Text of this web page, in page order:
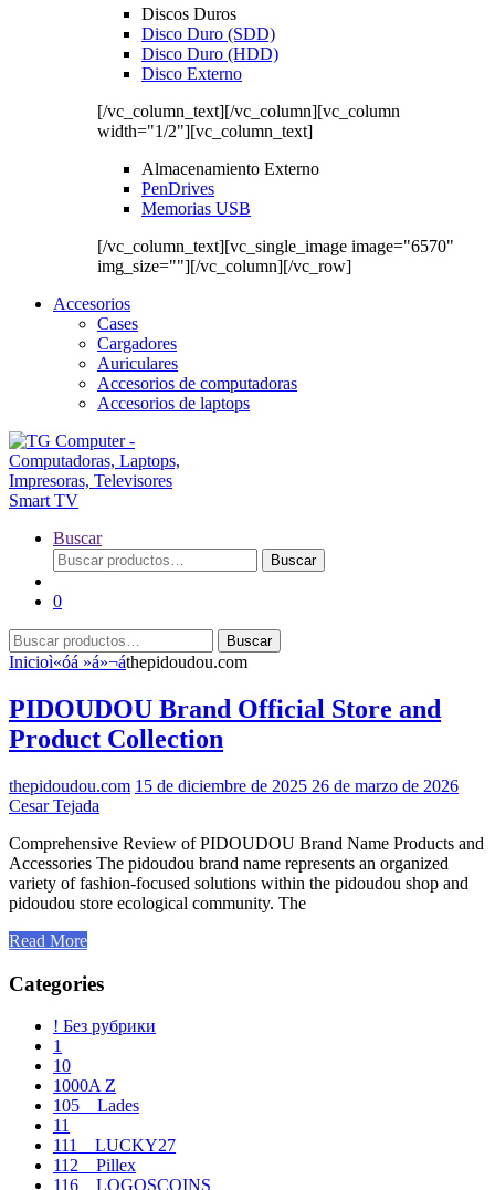
Discos Duros
Disco Duro (SDD)
Disco Duro (HDD)
Disco Externo
[/vc_column_text][/vc_column][vc_column
width="1/2"][vc_column_text]
Almacenamiento Externo
PenDrives
Memorias USB
[/vc_column_text][vc_single_image image="6570"
img_size=""][/vc_column][/vc_row]
Accesorios
Cases
Cargadores
Auriculares
Accesorios de computadoras
Accesorios de laptops
Buscar
Buscar
por:
Buscar
0
Buscar
por:
Buscar
Inicioì«óá »á»¬áthepidoudou.com
PIDOUDOU Brand Official Store and
Product Collection
thepidoudou.com 15 de diciembre de 2025 26 de marzo de 2026
Cesar Tejada
Comprehensive Review of PIDOUDOU Brand Name Products and
Accessories The pidoudou brand name represents an organized
variety of fashion-focused solutions within the pidoudou shop and
pidoudou store ecological community. The
Read More
Categories
! Без рубрики
1
10
1000A Z
105__Lades
11
111__LUCKY27
112__Pillex
116__LOGOSCOINS